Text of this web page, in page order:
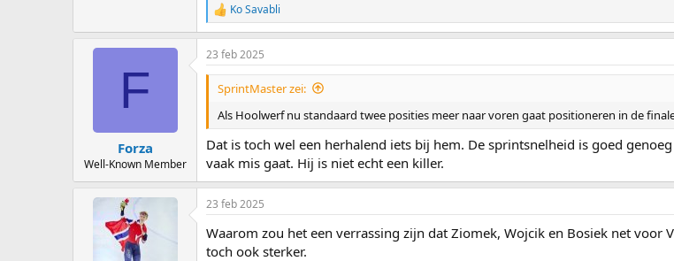
R
e
a
c
t
s
:
Ko Savabli
F
Forza
Well-Known Member
23 feb 2025
SprintMaster zei:
Als Hoolwerf nu standaard twee posities meer naar voren gaat positioneren in de
Dat is toch wel een herhalend iets bij hem. De sprintsnelheid is goed
vaak mis gaat. Hij is niet echt een killer.
23 feb 2025
Waarom zou het een verrassing zijn dat Ziomek, Wojcik en Bosiek net
toch ook sterker.